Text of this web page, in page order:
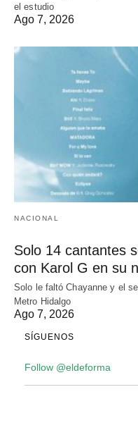
el estudio
Ago 7, 2026
NACIONAL
Solo 14 cantantes
con Karol G en su
Solo le faltó Chayanne y el
Metro Hidalgo
Ago 7, 2026
SÍGUENOS
Follow @eldeforma